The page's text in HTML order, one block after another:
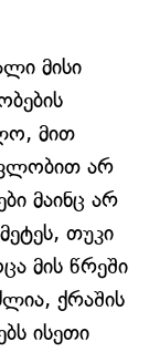
მისი
მით
არ
მაინც არ
თუკი
მის წრეში
ქრაშის
ისეთი